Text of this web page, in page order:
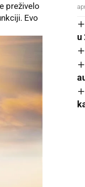
preživelo
Evo
u